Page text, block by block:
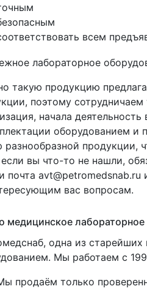
всем
такую продукцию
поэтому
начала
оборудованием и
разнообразной продукции,
вы что-то не нашли,
почта avt@petromedsnab.ru
вас вопросам.
медицинское лабораторное
одна из
Мы работаем с
продаём только